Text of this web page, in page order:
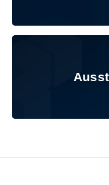
© Messe München GmbH